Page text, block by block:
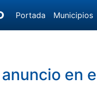
Portada Municipios
en